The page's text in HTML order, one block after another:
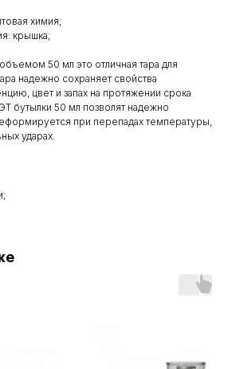
химия;
крышка;
50 мл это отличная тара для
надежно сохраняет свойства
цвет и запах на протяжении срока
бутылки 50 мл позволят надежно
при перепадах температуры,
ударах.